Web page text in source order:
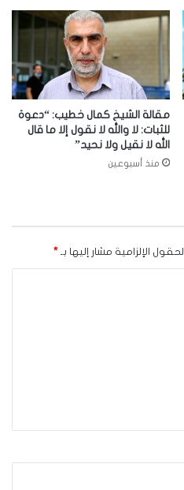
مقالة الشيخ كمال خطيب: “دعوة
للثبات: لا والله لا نقول إلا ما قال
الله لا نقيل ولا نحيد”
منذ أسبوعين
الحقول الإلزامية مشار إليها بـ *